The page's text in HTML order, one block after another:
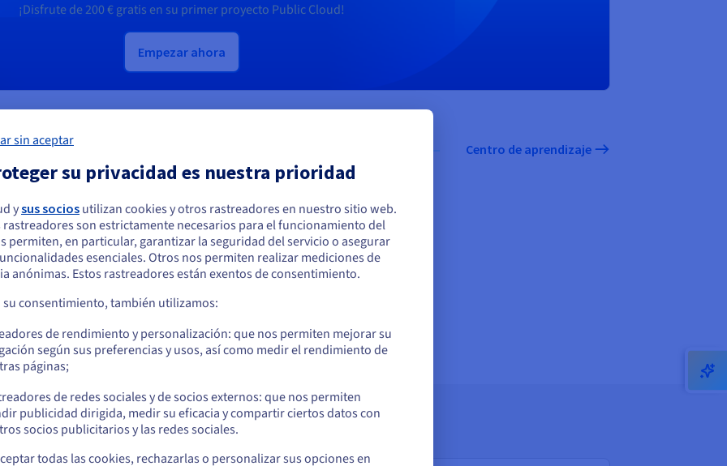
¡Disfrute de 200 €gratis en su primer proyecto Public Cloud!
Empezar ahora
Centro de aprendizaje
internet that responds to user requests and
applications and platforms. Es administrado por una
de servicios cloud.
que está ubicado en Estados Unidos
hacer un pedido desde Estados Unidos, deberá buscar el sitio web
y crear una cuenta.
us.ovhcloud.com/public-cloud Inglés USD - $
Permanezca en el sitio web actual
sin aceptar
su privacidad es nuestra prioridad
ysus socios utilizan cookies y otros rastreadores en nuestro sitio web.
rastreadores son estrictamente necesarios para el funcionamiento del
permiten, en particular, garantizar la seguridad del servicio o asegurar
esenciales. Otros nos permiten realizar mediciones de
anónimas. Estos rastreadores están exentos de consentimiento.
su consentimiento, también utilizamos:
de rendimiento y personalización: que nos permiten mejorar su
según sus preferencias y usos, así como medir el rendimiento de
páginas;
de redes sociales y de socios externos: que nos permiten
publicidad dirigida, medir su eficacia y compartir ciertos datos con
socios publicitarios y las redes sociales.
todas las cookies, rechazarlas o personalizar sus opciones en